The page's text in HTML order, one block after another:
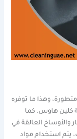
وهذا ما توفره
كلين هاوس. كما
العالقة في
استخدام مواد